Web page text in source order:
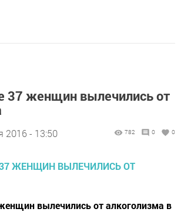
37 женщин вылечились от
2016 - 13:50 782 0 0
вылечились от алкоголизма в